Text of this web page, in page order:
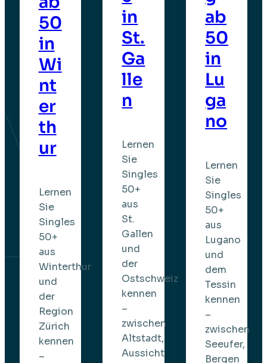
50
in
Wi
nt
er
th
ur
Lernen
Sie
Singles
50+
aus
Winterthur
und
der
Region
Zürich
kennen
–
in
St.
Ga
lle
n
Lernen
Sie
Singles
50+
aus
St.
Gallen
und
der
Ostschweiz
kennen
–
zwischen
Altstadt,
Aussicht
ab
50
in
Lu
ga
no
Lernen
Sie
Singles
50+
aus
Lugano
und
dem
Tessin
kennen
–
zwischen
Seeufer,
Bergen